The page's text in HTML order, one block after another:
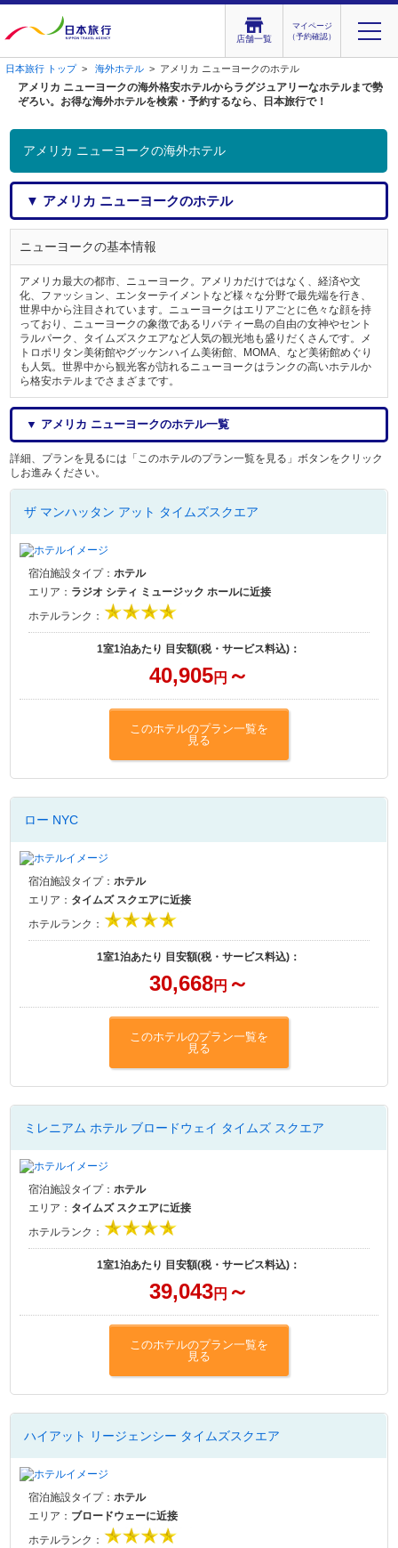
店舗一覧
マイページ
（予約確認）
日本旅行 トップ > 海外ホテル > アメリカ ニューヨークのホテル
アメリカ ニューヨークの海外格安ホテルからラグジュアリーなホテルまで勢
ぞろい。お得な海外ホテルを検索・予約するなら、日本旅行で！
アメリカ ニューヨークの海外ホテル
▼ アメリカ ニューヨークのホテル
ニューヨークの基本情報
アメリカ最大の都市、ニューヨーク。アメリカだけではなく、経済や文
化、ファッション、エンターテイメントなど様々な分野で最先端を行き、
世界中から注目されています。ニューヨークはエリアごとに色々な顔を持
っており、ニューヨークの象徴であるリバティー島の自由の女神やセント
ラルパーク、タイムズスクエアなど人気の観光地も盛りだくさんです。メ
トロポリタン美術館やグッケンハイム美術館、MOMA、など美術館めぐり
も人気。世界中から観光客が訪れるニューヨークはランクの高いホテルか
ら格安ホテルまでさまざまです。
▼ アメリカ ニューヨークのホテル一覧
詳細、プランを見るには「このホテルのプラン一覧を見る」ボタンをクリック
しお進みください。
ザ マンハッタン アット タイムズスクエア
宿泊施設タイプ：ホテル
エリア： ラジオ シティ ミュージック ホールに近接
ホテルランク：
1室1泊あたり 目安額(税・サービス料込)：
40,905円 ～
このホテルのプラン一覧を
見る
ロー NYC
宿泊施設タイプ：ホテル
エリア： タイムズ スクエアに近接
ホテルランク：
1室1泊あたり 目安額(税・サービス料込)：
30,668円 ～
このホテルのプラン一覧を
見る
ミレニアム ホテル ブロードウェイ タイムズ スクエア
宿泊施設タイプ：ホテル
エリア： タイムズ スクエアに近接
ホテルランク：
1室1泊あたり 目安額(税・サービス料込)：
39,043円 ～
このホテルのプラン一覧を
見る
ハイアット リージェンシー タイムズスクエア
宿泊施設タイプ：ホテル
エリア： ブロードウェーに近接
ホテルランク：